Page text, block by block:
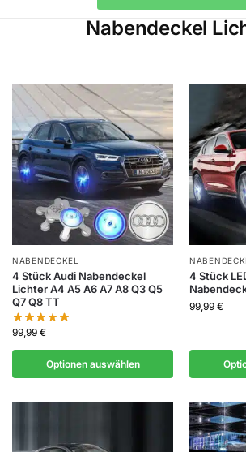
Nabendeckel
NABENDECKEL
4 Stück Audi Nabendeckel
Lichter A4 A5 A6 A7 A8 Q3 Q5
Q7 Q8 TT
99,99 €
Optionen auswählen
4 Stück
99,99 €